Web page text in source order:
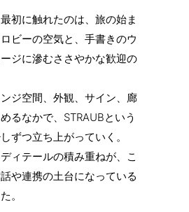
初に触れたのは、旅の始ま
ビーの空気と、手書きのウ
ジに滲むささやかな歓迎の
ジ空間、外観、サイン、廊
るなかで、STRAUBという
ずつ立ち上がっていく。
ィテールの積み重ねが、こ
や連携の土台になっている
。